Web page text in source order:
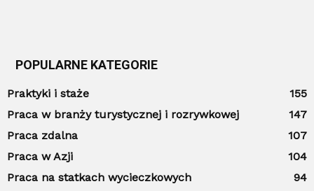
POPULARNE KATEGORIE
Praktyki i staże
155
Praca w branży turystycznej i rozrywkowej
147
Praca zdalna
107
Praca w Azji
104
Praca na statkach wycieczkowych
94